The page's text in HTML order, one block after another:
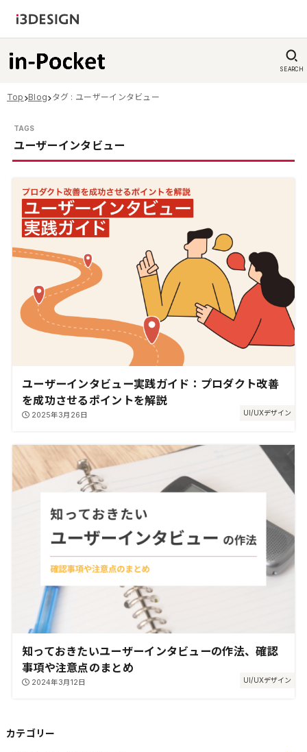
SEARCH
Top Blog タグ : ユーザーインタビュー
ユーザーインタビュー
UI/UXデザイン
ユーザーインタビュー実践ガイド：プロダクト改善
を成功させるポイントを解説
2025年3月26日
UI/UXデザイン
知っておきたいユーザーインタビューの作法、確認
事項や注意点のまとめ
2024年3月12日
カテゴリー